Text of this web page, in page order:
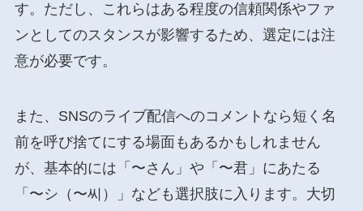
す。ただし、これらはある程度の信頼関係やファ
ンとしてのスタンスが影響するため、選定には注
意が必要です。
また、SNSのライブ配信へのコメントなら短く名
前を呼び捨てにする場面もあるかもしれません
が、基本的には「〜さん」や「〜君」にあたる
「〜シ（〜씨）」なども選択肢に入ります。大切